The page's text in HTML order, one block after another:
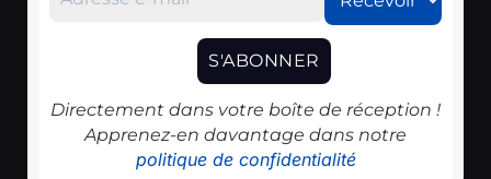
Directement dans votre boîte de réception !
Apprenez-en davantage dans notre
politique de confidentialité